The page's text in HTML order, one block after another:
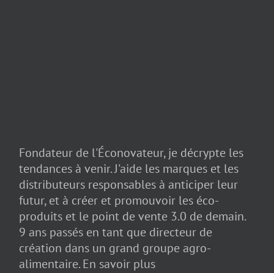
Fondateur de l'Éconovateur, je décrypte les
tendances à venir. J'aide les marques et les
distributeurs responsables à anticiper leur
futur, et à créer et promouvoir les éco-
produits et le point de vente 3.0 de demain.
9 ans passés en tant que directeur de
création dans un grand groupe agro-
alimentaire.En savoir plus